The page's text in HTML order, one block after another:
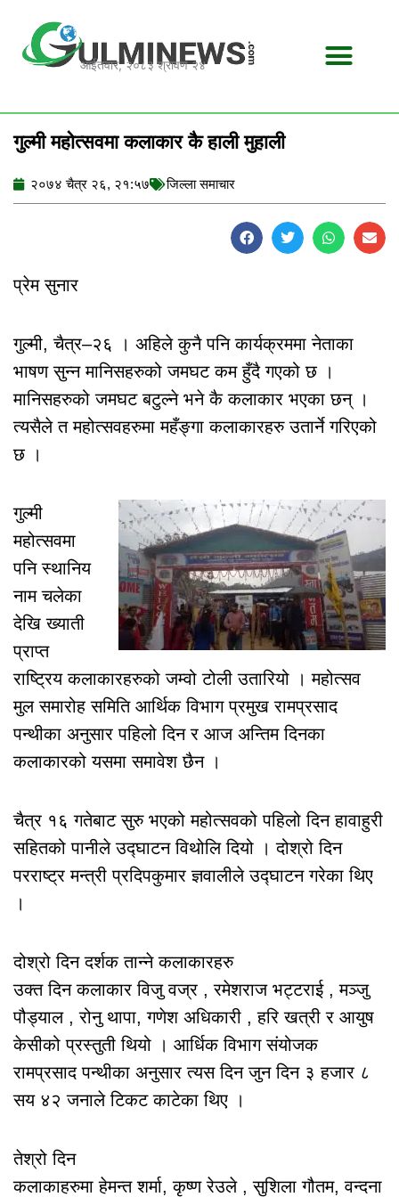
content
आईतवार, २०८३ श्रावण २४
गुल्मी महोत्सवमा कलाकार कै हाली मुहाली
२०७४ चैत्र २६, २१:५७ जिल्ला समाचार
प्रेम सुनार
गुल्मी, चैत्र–२६ । अहिले कुनै पनि कार्यक्रममा नेताका
भाषण सुन्न मानिसहरुको जमघट कम हुँदै गएको छ ।
मानिसहरुको जमघट बटुल्ने भने कै कलाकार भएका छन् ।
त्यसैले त महोत्सवहरुमा महँङ्गा कलाकारहरु उतार्ने गरिएको
छ ।
गुल्मी
महोत्सवमा
पनि स्थानिय
नाम चलेका
देखि ख्याती
प्राप्त
राष्ट्रिय कलाकारहरुको जम्वो टोली उतारियो । महोत्सव
मुल समारोह समिति आर्थिक विभाग प्रमुख रामप्रसाद
पन्थीका अनुसार पहिलो दिन र आज अन्तिम दिनका
कलाकारको यसमा समावेश छैन ।
चैत्र १६ गतेबाट सुरु भएको महोत्सवको पहिलो दिन हावाहुरी
सहितको पानीले उद्घाटन विथोलि दियो । दोश्रो दिन
परराष्ट्र मन्त्री प्रदिपकुमार ज्ञवालीले उद्घाटन गरेका थिए
।
दोश्रो दिन दर्शक तान्ने कलाकारहरु
उक्त दिन कलाकार विजु वज्र , रमेशराज भट्टराई , मञ्जु
पौड्याल , रोनु थापा, गणेश अधिकारी , हरि खत्री र आयुष
केसीको प्रस्तुती थियो । आर्धिक विभाग संयोजक
रामप्रसाद पन्थीका अनुसार त्यस दिन जुन दिन ३ हजार ८
सय ४२ जनाले टिकट काटेका थिए ।
तेश्रो दिन
कलाकाहरुमा हेमन्त शर्मा, कृष्ण रेउले , सुशिला गौतम, वन्दना